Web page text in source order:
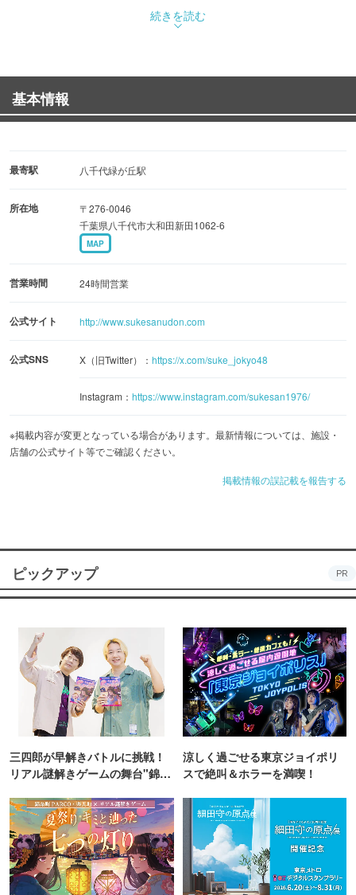
放題などのサービスも資さんうどんの魅力の一つとなって
続きを読む
基本情報
最寄駅 八千代緑が丘駅
所在地
〒276-0046
千葉県八千代市大和田新田1062-6
MAP
営業時間 24時間営業
公式サイト http://www.sukesanudon.com
公式SNS X（旧Twitter）： https://x.com/suke_jokyo48
Instagram： https://www.instagram.com/sukesan1976/
※掲載内容が変更となっている場合があります。最新情報については、施設・
店舗の公式サイト等でご確認ください。
掲載情報の誤記載を報告する
ピックアップ PR
三四郎が早解きバトルに挑戦！
リアル謎解きゲームの舞台"錦糸
涼しく過ごせる東京ジョイポリ
スで絶叫＆ホラーを満喫！